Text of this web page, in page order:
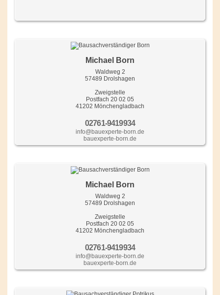
Michael Born
Waldweg 2
57489 Drolshagen
Zweigstelle
Postfach 20 02 05
41202 Mönchengladbach
02761-9419934
info@bauexperte-born.de
bauexperte-born.de
Michael Born
Waldweg 2
57489 Drolshagen
Zweigstelle
Postfach 20 02 05
41202 Mönchengladbach
02761-9419934
info@bauexperte-born.de
bauexperte-born.de